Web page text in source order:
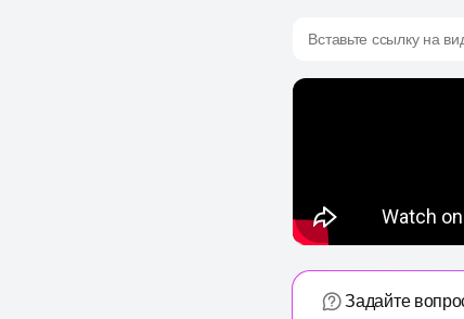
Вставьте ссылку на
Задайте